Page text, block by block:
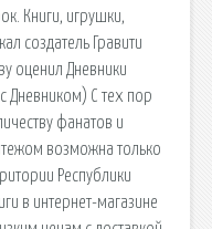
Книги, игрушки,
создатель Гравити
оценил Дневники
Дневником) С тех пор
фанатов и
возможна только
Республики
в интернет-магазине